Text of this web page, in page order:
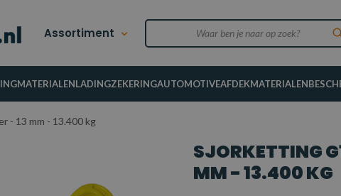
Assortiment
LADINGZEKERINGAUTOMOTIVEAFDEKMATERIALEN
- 13 mm - 13.400 kg
SJORKETTING
MM - 13.400 KG